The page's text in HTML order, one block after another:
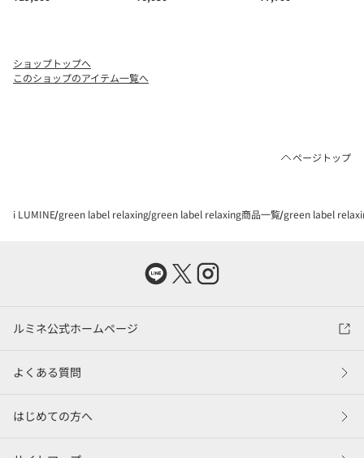
ショップトップへ
このショップのアイテム一覧へ
ページトップ
i LUMINE green label relaxing green label relaxing商品一覧 green label
ルミネ公式ホームページ
よくある質問
はじめての方へ